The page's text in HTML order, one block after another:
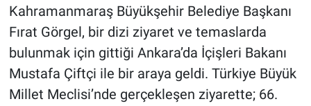
Kahramanmaraş Büyükşehir Belediye Başkanı
Fırat Görgel, bir dizi ziyaret ve temaslarda
bulunmak için gittiği Ankara’da İçişleri Bakanı
Mustafa Çiftçi ile bir araya geldi. Türkiye Büyük
Millet Meclisi’nde gerçekleşen ziyarette; 66.
BİLİM VE TEKNOLOJİ
Güvenlik
Bölge